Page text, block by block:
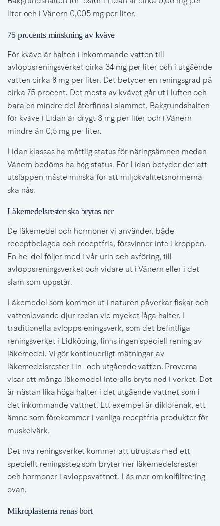
liter och i Vänern 0,005 mg per liter.
75 procents minskning av kväve
För kväve är halten i inkommande vatten till
avloppsreningsverket cirka 34 mg per liter och i utgående
vatten cirka 8 mg per liter. Det betyder en reningsgrad på
cirka 75 procent. Det mesta av kvävet går ut i luften och
bara en mindre del återfinns i slammet. Bakgrundshalten
för kväve i Lidan är drygt 3 mg per liter och i Vänern
mindre än 0,5 mg per liter.
Lidan klassas ha måttlig status för näringsämnen medan
Vänern bedöms ha hög status. För Lidan betyder det att
utsläppen måste minska för att miljökvalitetsnormerna
ska nås.
Läkemedelsrester ska brytas ner
De läkemedel och hormoner vi använder, både
receptbelagda och receptfria, försvinner inte i kroppen.
En hel del följer med i vår urin och avföring, till
avloppsreningsverket och vidare ut i Vänern eller i det
slam som uppstår.
Läkemedel som kommer ut i naturen påverkar fiskar och
vattenlevande djur redan vid mycket låga halter. I
traditionella avloppsreningsverk, som det befintliga
reningsverket i Lidköping, finns ingen speciell rening av
läkemedel. Vi gör kontinuerligt mätningar av
läkemedelsrester i in- och utgående vatten. Proverna
visar att många läkemedel inte alls bryts ned i verket. Det
är nästan lika höga halter i det utgående vattnet som i
det inkommande vattnet. Ett exempel är diklofenak, ett
ämne som förekommer i vanliga receptfria produkter för
muskelvärk.
Det nya reningsverket kommer att utrustas med ett
speciellt reningssteg som bryter ner läkemedelsrester
och hormoner i avloppsvattnet. Läs mer om kolfiltrering
ovan.
Mikroplasterna renas bort